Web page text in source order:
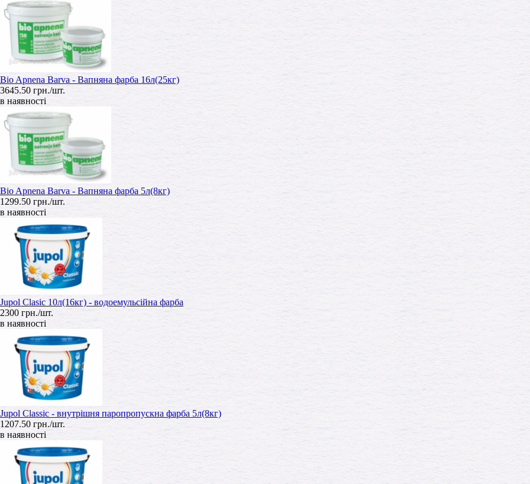
Bio Apnena Barva - Вапняна фарба 16л(25кг)
3645.50 грн./шт.
в наявності
Bio Apnena Barva - Вапняна фарба 5л(8кг)
1299.50 грн./шт.
в наявності
Jupol Clasic 10л(16кг) - водоемульсійна фарба
2300 грн./шт.
в наявності
Jupol Classic - внутрішня паропропускна фарба 5л(8кг)
1207.50 грн./шт.
в наявності